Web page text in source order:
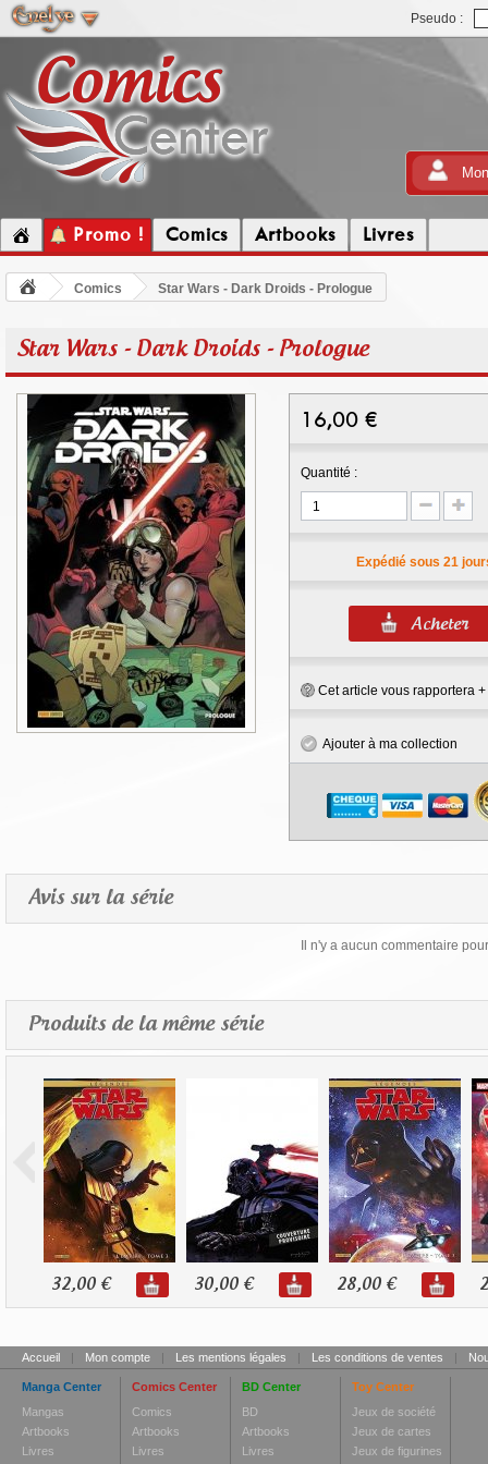
Pseudo :
Promo ! Comics Artbooks Livres
Comics Star Wars - Dark Droids - Prologue
Star Wars - Dark Droids - Prologue
16,00 €
Quantité :
Expédié sous 21
Cet article vous rapportera +
Ajouter à ma collection
Avis sur la série
Il n'y a aucun commentaire
Produits de la même série
32,00 € 30,00 € 28,00 €
Accueil | Mon compte | Les mentions légales | Les conditions de ventes |
Manga Center
Mangas
Artbooks
Livres
Comics Center
Comics
Artbooks
Livres
BD Center
BD
Artbooks
Livres
Toy Center
Jeux de société
Jeux de cartes
Jeux de figurines